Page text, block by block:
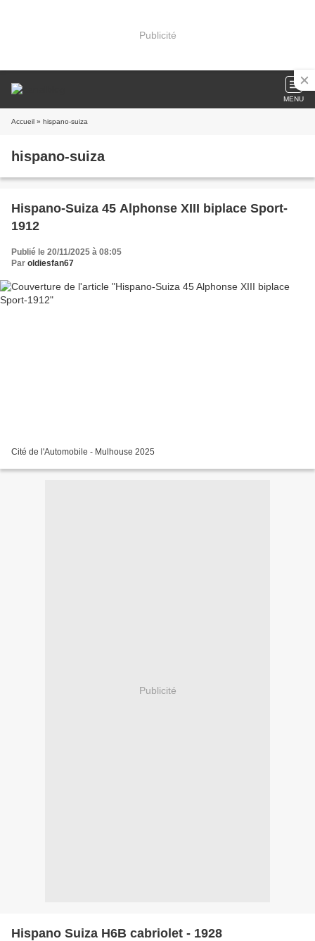
Publicité
MENU
Accueil » hispano-suiza
hispano-suiza
Hispano-Suiza 45 Alphonse XIII biplace Sport-
1912
Publié le 20/11/2025 à 08:05
Par oldiesfan67
Cité de l'Automobile - Mulhouse 2025
Publicité
Hispano Suiza H6B cabriolet - 1928